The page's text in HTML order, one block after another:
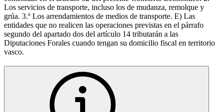
Los servicios de transporte, incluso los de mudanza, remolque y
grúa. 3.º Los arrendamientos de medios de transporte. E) Las
entidades que no realicen las operaciones previstas en el párrafo
segundo del apartado dos del artículo 14 tributarán a las
Diputaciones Forales cuando tengan su domicilio fiscal en territorio
vasco.